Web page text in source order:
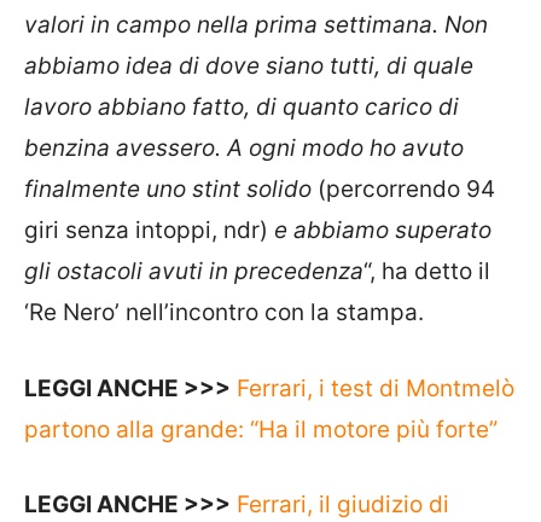
valori in campo nella prima settimana. Non
abbiamo idea di dove siano tutti, di quale
lavoro abbiano fatto, di quanto carico di
benzina avessero. A ogni modo ho avuto
finalmente uno stint solido (percorrendo 94
giri senza intoppi, ndr) e abbiamo superato
gli ostacoli avuti in precedenza“, ha detto il
‘Re Nero’ nell’incontro con la stampa.
LEGGI ANCHE >>> Ferrari, i test di Montmelò
partono alla grande: “Ha il motore più forte”
LEGGI ANCHE >>> Ferrari, il giudizio di